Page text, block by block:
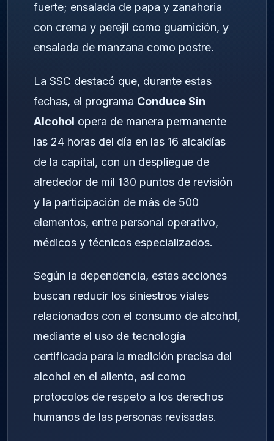
fuerte; ensalada de papa y zanahoria
con crema y perejil como guarnición, y
ensalada de manzana como postre.
La SSC destacó que, durante estas
fechas, el programa Conduce Sin
Alcohol opera de manera permanente
las 24 horas del día en las 16 alcaldías
de la capital, con un despliegue de
alrededor de mil 130 puntos de revisión
y la participación de más de 500
elementos, entre personal operativo,
médicos y técnicos especializados.
Según la dependencia, estas acciones
buscan reducir los siniestros viales
relacionados con el consumo de alcohol,
mediante el uso de tecnología
certificada para la medición precisa del
alcohol en el aliento, así como
protocolos de respeto a los derechos
humanos de las personas revisadas.